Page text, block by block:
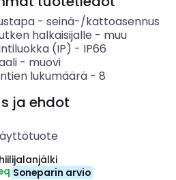
- seinä-/kattoasennus
halkaisijalle - muu
(IP) - IP66
- muovi
lukumäärä- 8
ja ehdot
Soneparin arvio